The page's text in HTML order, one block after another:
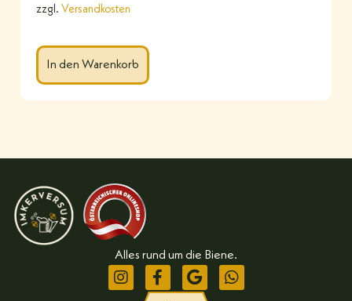
zzgl. Versandkosten
In den Warenkorb
Alles rund um die Biene.